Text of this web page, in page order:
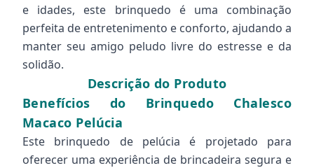
e idades, este brinquedo é uma combinação
perfeita de entretenimento e conforto, ajudando a
manter seu amigo peludo livre do estresse e da
solidão.
Descrição do Produto
Benefícios do Brinquedo Chalesco
Macaco Pelúcia
Este brinquedo de pelúcia é projetado para
oferecer uma experiência de brincadeira segura e